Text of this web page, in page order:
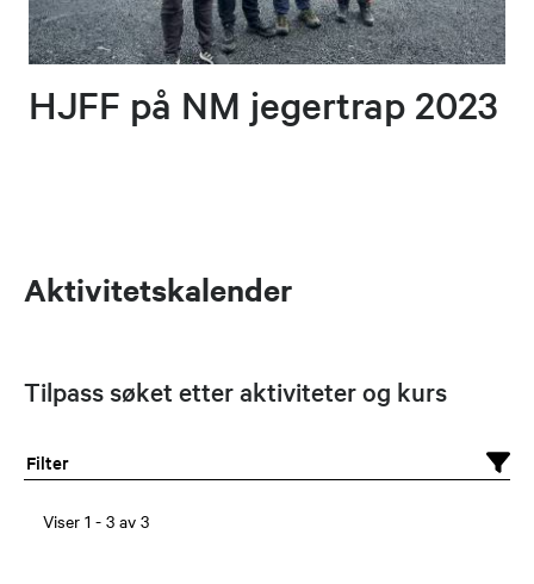
HJFF på NM jegertrap 2023
Aktivitetskalender
Tilpass søket etter aktiviteter og kurs
Filter
Viser 1 - 3 av 3